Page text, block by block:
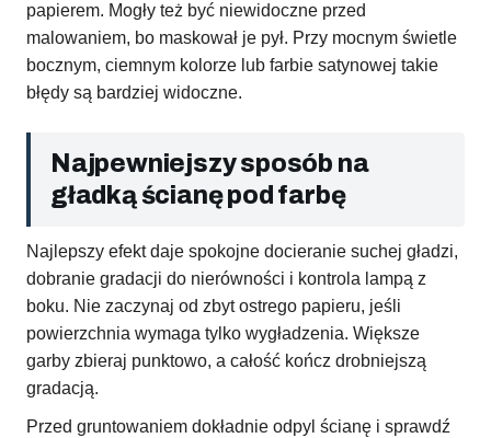
papierem. Mogły też być niewidoczne przed
malowaniem, bo maskował je pył. Przy mocnym świetle
bocznym, ciemnym kolorze lub farbie satynowej takie
błędy są bardziej widoczne.
Najpewniejszy sposób na
gładką ścianę pod farbę
Najlepszy efekt daje spokojne docieranie suchej gładzi,
dobranie gradacji do nierówności i kontrola lampą z
boku. Nie zaczynaj od zbyt ostrego papieru, jeśli
powierzchnia wymaga tylko wygładzenia. Większe
garby zbieraj punktowo, a całość kończ drobniejszą
gradacją.
Przed gruntowaniem dokładnie odpyl ścianę i sprawdź